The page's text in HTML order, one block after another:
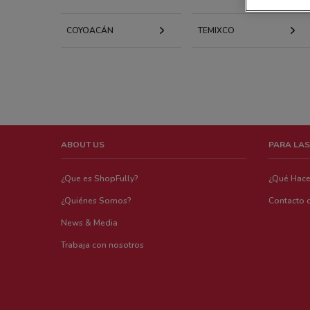
COYOACÁN TEMIXCO
ABOUT US
¿Que es ShopFully?
¿Quiénes Somos?
News & Media
Trabaja con nosotros
PARA
¿Qué
Contacto